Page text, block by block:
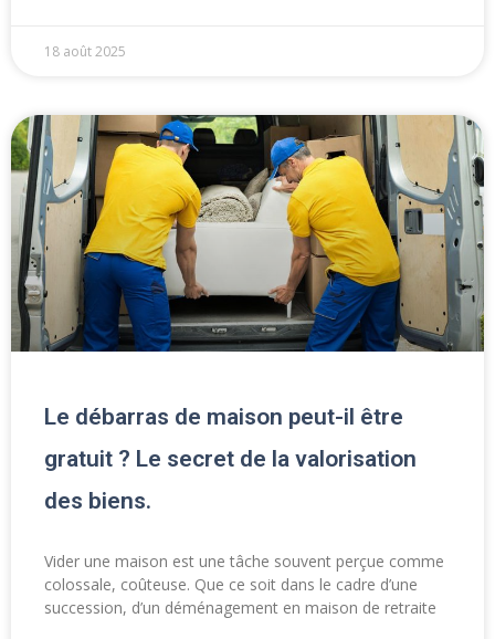
18 août 2025
Le débarras de maison peut-il être
gratuit ? Le secret de la valorisation
des biens.
Vider une maison est une tâche souvent perçue comme
colossale, coûteuse. Que ce soit dans le cadre d’une
succession, d’un déménagement en maison de retraite